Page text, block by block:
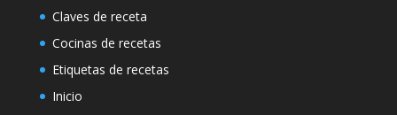
Claves de receta
Cocinas de recetas
Etiquetas de recetas
Inicio